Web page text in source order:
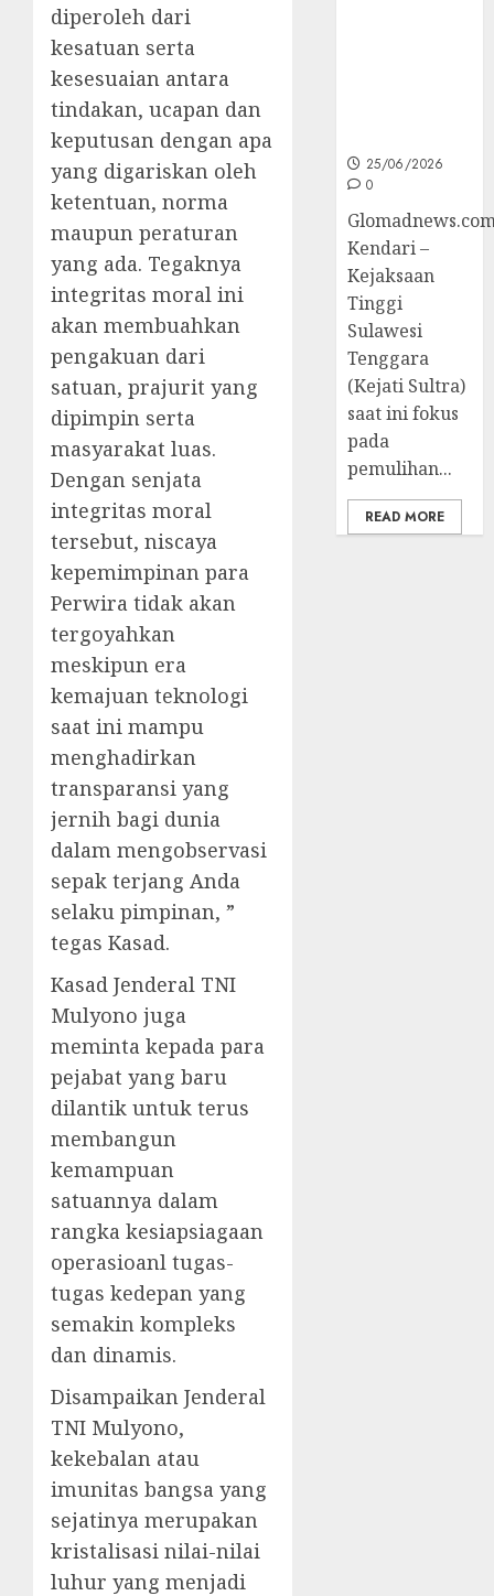
diperoleh dari
kesatuan serta
kesesuaian antara
tindakan, ucapan dan
keputusan dengan apa
yang digariskan oleh
ketentuan, norma
maupun peraturan
yang ada. Tegaknya
integritas moral ini
akan membuahkan
pengakuan dari
satuan, prajurit yang
dipimpin serta
masyarakat luas.
Dengan senjata
integritas moral
tersebut, niscaya
kepemimpinan para
Perwira tidak akan
tergoyahkan
meskipun era
kemajuan teknologi
saat ini mampu
menghadirkan
transparansi yang
jernih bagi dunia
dalam mengobservasi
sepak terjang Anda
selaku pimpinan, ”
tegas Kasad.
Kasad Jenderal TNI
Mulyono juga
meminta kepada para
pejabat yang baru
dilantik untuk terus
membangun
kemampuan
satuannya dalam
rangka kesiapsiagaan
operasioanl tugas-
tugas kedepan yang
semakin kompleks
dan dinamis.
Disampaikan Jenderal
TNI Mulyono,
kekebalan atau
imunitas bangsa yang
sejatinya merupakan
kristalisasi nilai-nilai
luhur yang menjadi
25/06/2026
0
Kendari –
Kejaksaan
Tinggi
Sulawesi
Tenggara
(Kejati Sultra)
saat ini fokus
pada
pemulihan...
READ MORE